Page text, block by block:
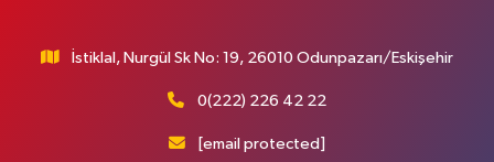
İstiklal, Nurgül Sk No: 19, 26010 Odunpazarı/Eskişehir
0(222) 226 42 22
[email protected]